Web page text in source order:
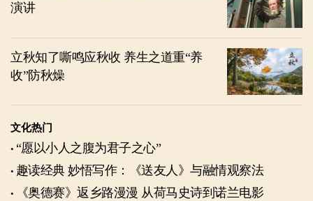
演讲
立秋知了嘶鸣应秋收 养生之道重“养
收”防秋燥
文化热门
“愿以小人之腹为君子之心”
趣读经典 妙悟写作：《送友人》与融情观察法
《奥德赛》返乡路漫漫 从荷马史诗到诺兰电影